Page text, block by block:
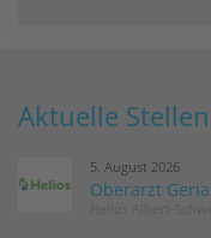
Aktuelle
5. August 2026
Oberarzt